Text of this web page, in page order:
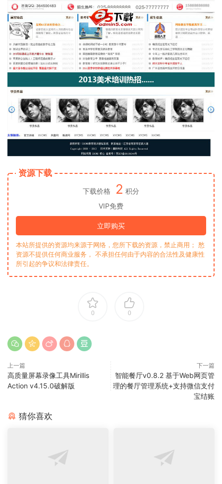
资源下载
下载价格 2 积分
VIP免费
立即购买
本站所提供的资源均来源于网络，您所下载的资源，禁止商用； 愁
资源不提供任何商业服务， 不承担任何由于内容的合法性及健康性
所引起的争议和法律责任。
0 0
上一篇
高质量屏幕录像工具Mirillis
Action v4.15.0破解版
下一篇
智能餐厅v0.8.2 基于Web网页管
理的餐厅管理系统+支持微信支付
宝结账
猜你喜欢